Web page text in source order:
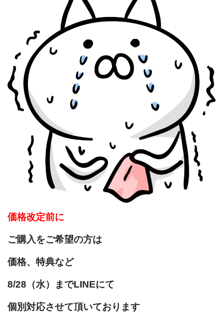
価格改定前に
ご購入をご希望の方は
価格、特典など
8/28（水）までLINEにて
個別対応させて頂いております